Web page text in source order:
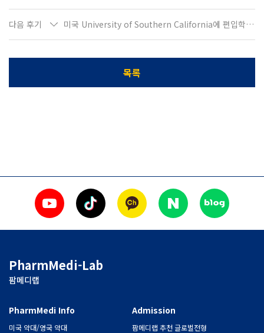
다음 후기 미국 University of Southern California에 편입학을 하게 된 석O정입니다.
목록
PharmMedi-Lab
팜메디랩
PharmMedi Info
미국 약대/영국 약대
Admission
팜메디랩 추천 글로벌전형